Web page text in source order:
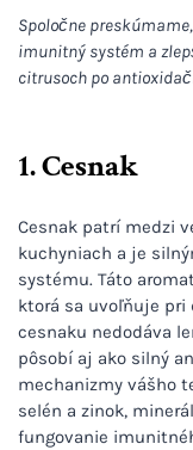
Spoločne
imunitný systém a
citrusoch po
1. Cesnak
Cesnak patrí medzi
kuchyniach a je
systému. Táto
ktorá sa uvoľňuje pri
cesnaku nedodáva
pôsobí aj ako silný
mechanizmy vášho
selén a zinok,
fungovanie